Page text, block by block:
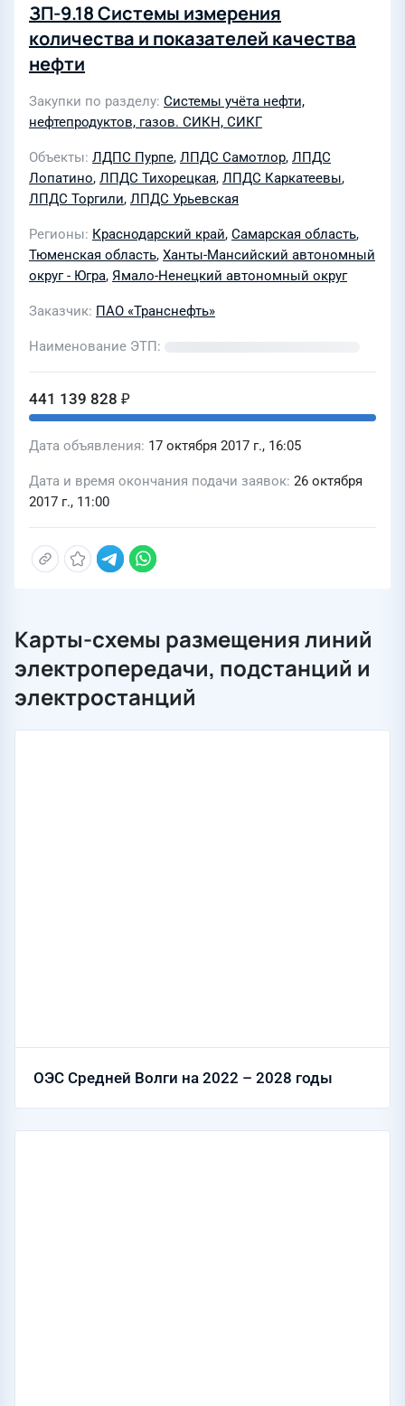
ЗП-9.18 Системы измерения
количества и показателей качества
нефти
Закупки по разделу Системы учёта нефти,
нефтепродуктов, газов. СИКН, СИКГ
Объекты ЛДПС Пурпе, ЛПДС Самотлор, ЛПДС
Лопатино, ЛПДС Тихорецкая, ЛПДС Каркатеевы,
ЛПДС Торгили, ЛПДС Урьевская
Регионы Краснодарский край, Самарская область,
Тюменская область, Ханты-Мансийский автономный
округ - Югра, Ямало-Ненецкий автономный округ
Заказчик ПАО «Транснефть»
Наименование ЭТП
441 139 828 ₽
Дата объявления 17 октября 2017 г., 16:05
Дата и время окончания подачи заявок 26 октября
2017 г., 11:00
Карты-схемы размещения линий
электропередачи, подстанций и
электростанций
ОЭС Средней Волги на 2022 – 2028 годы